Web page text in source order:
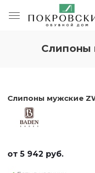
Слипоны
Слипоны мужские
от5 942 руб.